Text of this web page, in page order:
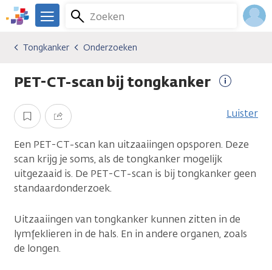
Overslaan
en
gaan
We
er
je.
Zoeken
Menu
Kankersoorten
Tongkanker
Onderzoeken
Tongkanker Onderzoeken
PET-CT-scan bij tongkanker
Opslaan Delen Luister
Een PET-CT-scan kan uitzaaiingen opsporen. Deze
scan krijg je soms, als de tongkanker mogelijk
uitgezaaid is. De PET-CT-scan is bij tongkanker geen
standaardonderzoek.
Uitzaaiingen van tongkanker kunnen zitten in de
lymfeklieren in de hals. En in andere organen, zoals
de longen.